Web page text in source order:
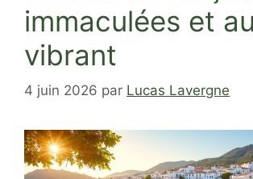
immaculées et
vibrant
4 juin 2026 par Lucas Lavergne